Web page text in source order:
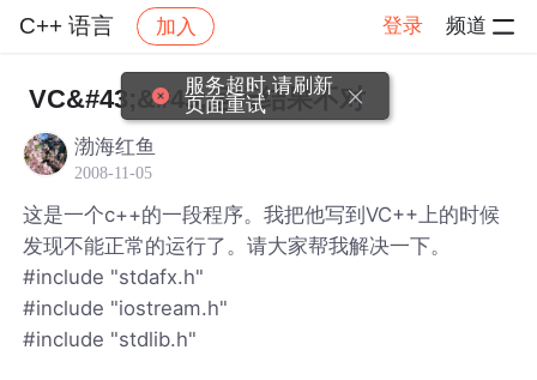
C++ 语言 加入 登录 频道
社区 C++ 语言 帖子详情
VC&#43;&#43;运行结果不对
渤海红鱼
2008-11-05
这是一个c++的一段程序。我把他写到VC++上的时候
发现不能正常的运行了。请大家帮我解决一下。
#include "stdafx.h"
#include "iostream.h"
#include "stdlib.h"
服务超时,请刷新
页面重试